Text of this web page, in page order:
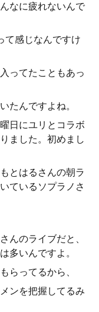
なに疲れないんで
て感じなんですけ
ってたこともあっ
たんですよね。
日にユリとコラボ
ました。初めまし
とはるさんの朝ラ
ているソプラノさ
んのライブだと、
多いんですよ。
らってるから、
ンを把握してるみ